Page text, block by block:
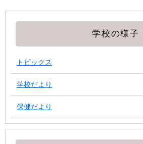
学校の様子
トピックス
学校だより
保健だより